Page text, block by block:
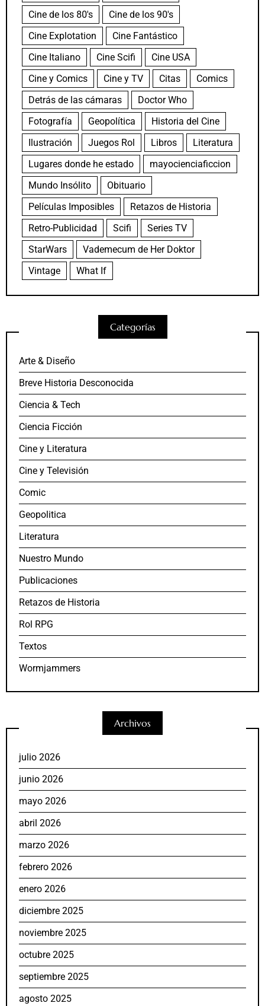
Cine de los 80's
Cine de los 90's
Cine Explotation
Cine Fantástico
Cine Italiano
Cine Scifi
Cine USA
Cine y Comics
Cine y TV Citas
Comics
Detrás de las cámaras
Doctor Who
Fotografía
Geopolítica
Historia del Cine
Ilustración
Juegos Rol Libros
Literatura
Lugares donde he estado
mayocienciaficcion
Mundo Insólito
Obituario
Películas Imposibles
Retazos de Historia
Retro-Publicidad
Scifi
Series TV
StarWars
Vademecum de Her Doktor
Vintage
What If
Categorías
Arte & Diseño
Breve Historia Desconocida
Ciencia & Tech
Ciencia Ficción
Cine y Literatura
Cine y Televisión
Comic
Geopolitica
Literatura
Nuestro Mundo
Publicaciones
Retazos de Historia
Rol RPG
Textos
Wormjammers
Archivos
julio 2026
junio 2026
mayo 2026
abril 2026
marzo 2026
febrero 2026
enero 2026
diciembre 2025
noviembre 2025
octubre 2025
septiembre 2025
agosto 2025